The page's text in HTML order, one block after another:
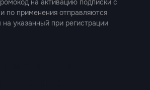
на активацию подписки с
по применения отправляются
на указанный при регистрации